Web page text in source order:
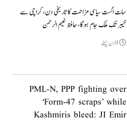
سات اگست سیاسی مزاحمت کا تاریخی دن، کراچی سے
خیبر تک ملک جام ہوگا، حافظ نعیم الرحمن
9دن پہلے
PML-N, PPP fighting over
‘Form-47 scraps’ while
Kashmiris bleed: JI Emir